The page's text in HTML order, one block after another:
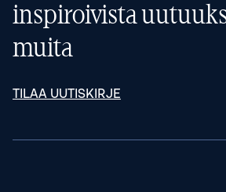
inspiroivista
muita
TILAA UUTISKIRJE